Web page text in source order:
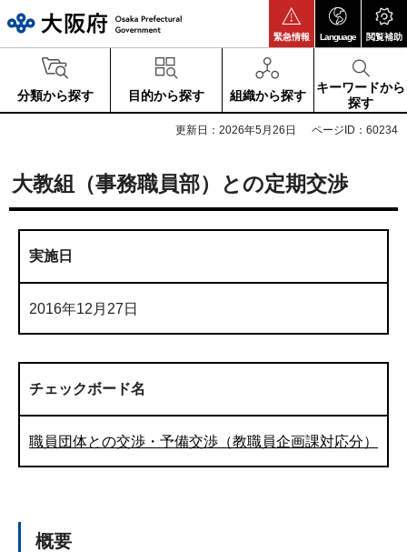
緊急情報 Language 閲覧補助
分類から探す 目的から探す 組織から探す
キーワードから
探す
更新日：2026年5月26日 ページID：60234
大教組（事務職員部）との定期交渉
実施日
2016年12月27日
チェックボード名
職員団体との交渉・予備交渉（教職員企画課対応分）
概要